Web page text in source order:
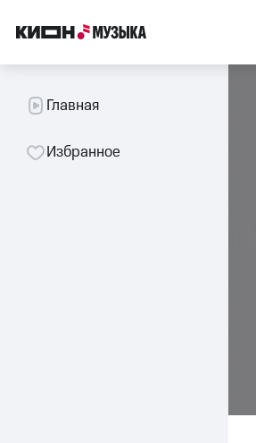
Главная
Избранное